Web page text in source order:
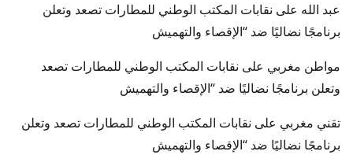
عبد الله على نقابات المكتب الوطني للمطارات تصعد وتعلن
برنامجًا نضاليًا ضد “الإقصاء والتهميش
مواطن مغربي على نقابات المكتب الوطني للمطارات تصعد
وتعلن برنامجًا نضاليًا ضد “الإقصاء والتهميش
تقني مغربي على نقابات المكتب الوطني للمطارات تصعد وتعلن
برنامجًا نضاليًا ضد “الإقصاء والتهميش